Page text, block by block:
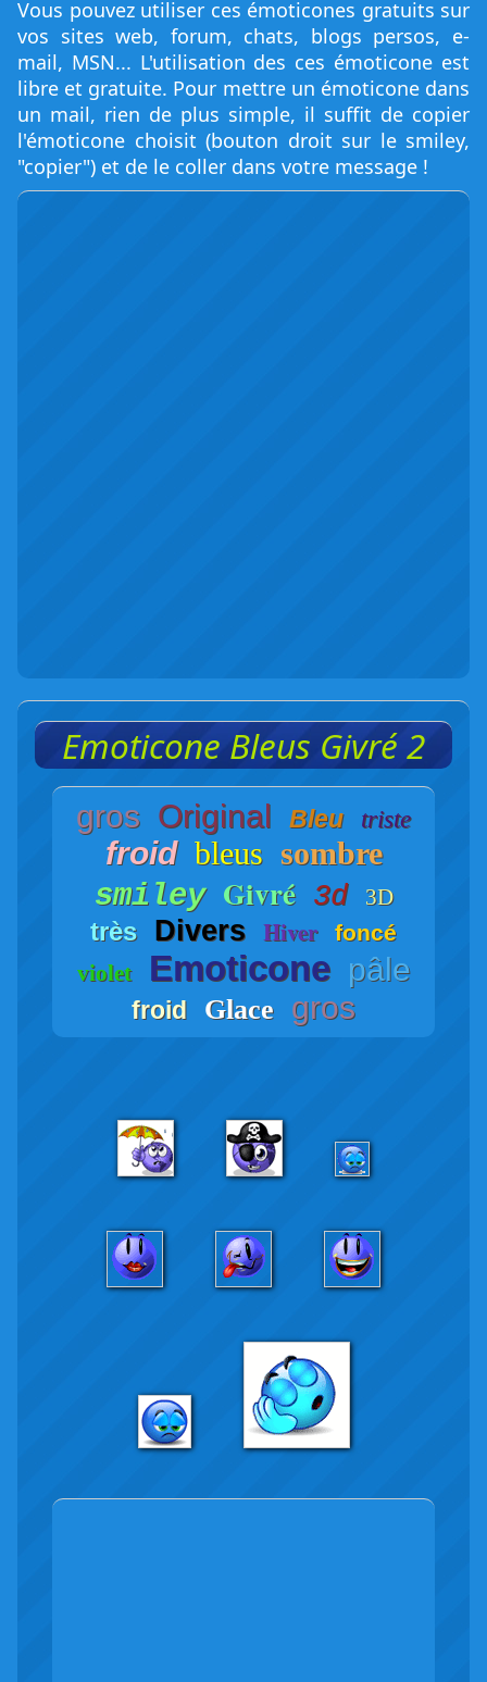
Vous pouvez utiliser ces émoticones gratuits sur
vos sites web, forum, chats, blogs persos, e-
mail, MSN... L'utilisation des ces émoticone est
libre et gratuite. Pour mettre un émoticone dans
un mail, rien de plus simple, il suffit de copier
l'émoticone choisit (bouton droit sur le smiley,
"copier") et de le coller dans votre message !
Emoticone Bleus Givré 2
gros Original Bleu triste
froid bleus sombre
smiley Givré 3d 3D
très Divers Hiver foncé
violet Emoticone pâle
froid Glace gros